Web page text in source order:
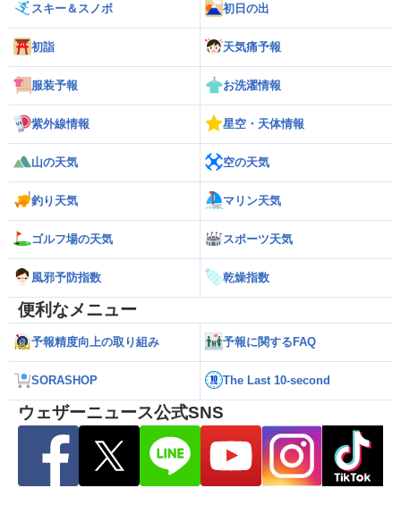
スキー＆スノボ 初日の出
初詣 天気痛予報
服装予報 お洗濯情報
紫外線情報 星空・天体情報
山の天気 空の天気
釣り天気 マリン天気
ゴルフ場の天気 スポーツ天気
風邪予防指数 乾燥指数
便利なメニュー
予報精度向上の取り組み 予報に関するFAQ
SORASHOP The Last 10-second
ウェザーニュース公式SNS